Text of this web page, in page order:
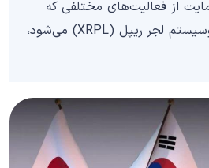
از فعالیت‌های مختلفی که
باعث رشد و توسعه اکوسیستم لجر ریپل (XRPL) می‌شود،